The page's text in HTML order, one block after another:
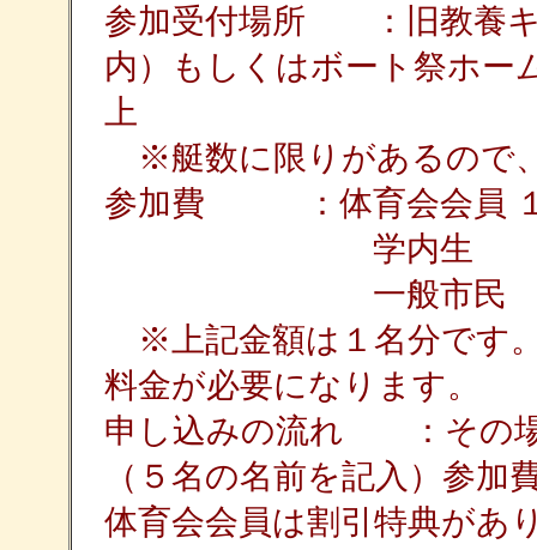
参加受付場所 ：旧教養キ
内）もしくはボート祭ホー
上
※艇数に限りがあるので
参加費 ：体育会会員 １
学内生 １，
一般市民 ２，
※上記金額は１名分です
料金が必要になります。
申し込みの流れ ：その場
（５名の名前を記入）参
体育会会員は割引特典があ